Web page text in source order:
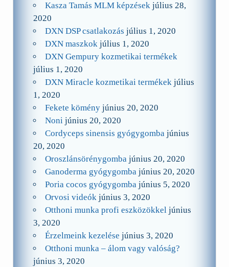
Kasza Tamás MLM képzések július 28,
2020
DXN DSP csatlakozás július 1, 2020
DXN maszkok július 1, 2020
DXN Gempury kozmetikai termékek
július 1, 2020
DXN Miracle kozmetikai termékek július
1, 2020
Fekete kömény június 20, 2020
Noni június 20, 2020
Cordyceps sinensis gyógygomba június
20, 2020
Oroszlánsörénygomba június 20, 2020
Ganoderma gyógygomba június 20, 2020
Poria cocos gyógygomba június 5, 2020
Orvosi videók június 3, 2020
Otthoni munka profi eszközökkel június
3, 2020
Érzelmeink kezelése június 3, 2020
Otthoni munka – álom vagy valóság?
június 3, 2020